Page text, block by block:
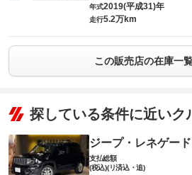
年式2019(平成31)年
走行5.2万km
この販売店の在庫一
探している条件に近いク
ジープ・レネゲード
支払総額
(税込)(リ済込・追)